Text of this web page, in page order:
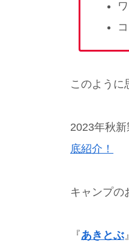
このように
2023年秋
底紹介！
キャンプの
『あきとぶ